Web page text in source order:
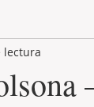
lectura